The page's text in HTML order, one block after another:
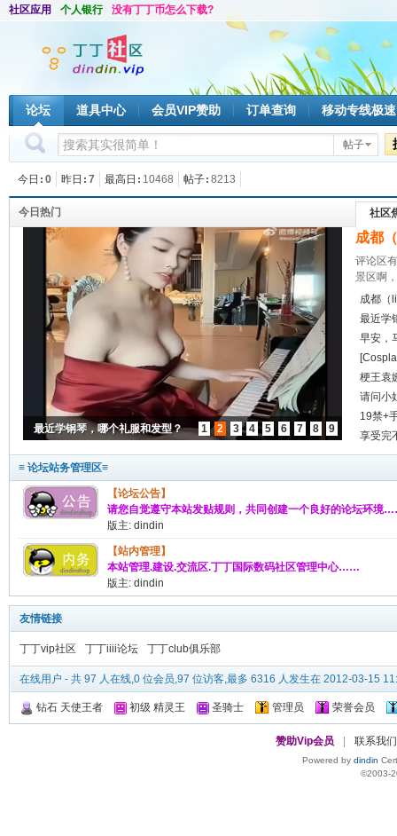
社区应用 个人银行 没有丁丁币怎么下载?
论坛 道具中心 会员VIP赞助 订单查询 移动专线极速
帖子
今日 0 昨日 7 最高日 10468 帖子 8213
今日热门
最近学钢琴，哪个礼服和发型？ 1 2 3 4 5 6 7 8 9
社区
成都
评论区
景区啊
成都（
最近学
早安，
梗王袁
请问小
19禁+
露上
享受完
≡ 论坛站务管理区≡
【论坛公告】
请您自觉遵守本站发贴规则，共同创建一个良好的论坛环境
版主: dindin
【站内管理】
本站管理.建设.交流区.丁丁国际数码社区管理中心……
版主: dindin
友情链接
丁丁vip社区 丁丁iiii论坛 丁丁club俱乐部
在线用户 - 共 97 人在线,0 位会员,97 位访客,最多 6316 人发生在 2012-03-15
钻石 天使王者 初级 精灵王 圣骑士 管理员 荣誉会员
赞助Vip会员 联系我们
Powered by dindin
©2003-